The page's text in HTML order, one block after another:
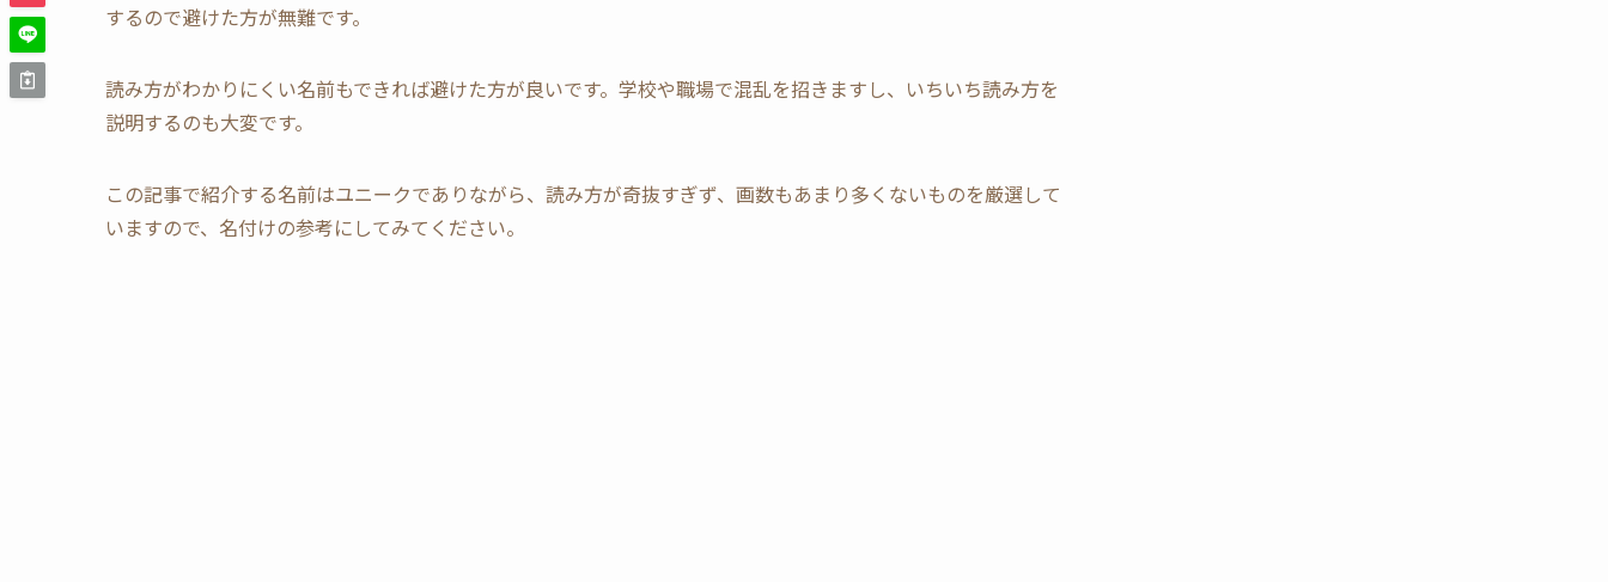
するので避けた方が無難です。
読み方がわかりにくい名前もできれば避けた方が良いです。学校や職場で混乱を招きますし、いちいち読み方を
説明するのも大変です。
この記事で紹介する名前はユニークでありながら、読み方が奇抜すぎず、画数もあまり多くないものを厳選して
いますので、名付けの参考にしてみてください。